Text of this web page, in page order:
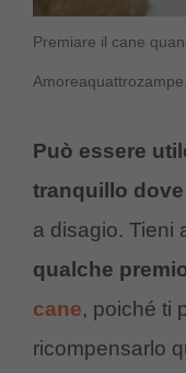
Premiare il cane
Può essere
tranquillo
a disagio. Tieni
qualche
cane, poiché ti
ricompensarlo